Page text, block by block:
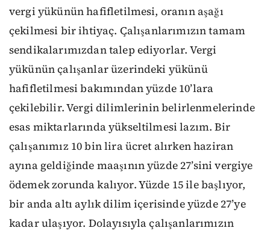
vergi yükünün hafifletilmesi, oranın aşağı
çekilmesi bir ihtiyaç. Çalışanlarımızın tamam
sendikalarımızdan talep ediyorlar. Vergi
yükünün çalışanlar üzerindeki yükünü
hafifletilmesi bakımından yüzde 10’lara
çekilebilir. Vergi dilimlerinin belirlenmelerinde
esas miktarlarında yükseltilmesi lazım. Bir
çalışanımız 10 bin lira ücret alırken haziran
ayına geldiğinde maaşının yüzde 27’sini vergiye
ödemek zorunda kalıyor. Yüzde 15 ile başlıyor,
bir anda altı aylık dilim içerisinde yüzde 27’ye
kadar ulaşıyor. Dolayısıyla çalışanlarımızın